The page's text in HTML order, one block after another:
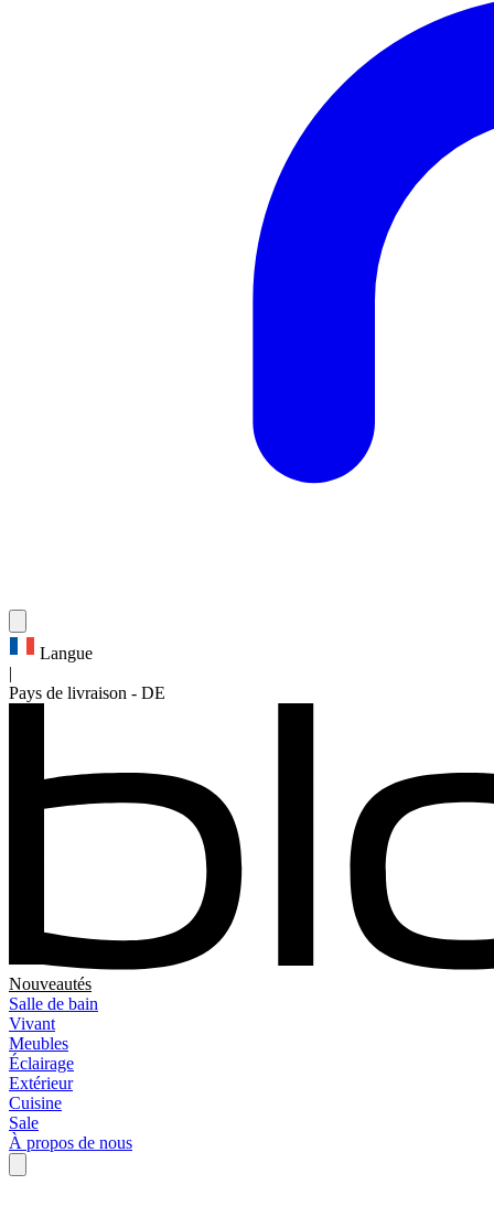
Langue
Pays de livraison - DE
Nouveautés
Salle de bain
Vivant
Meubles
Éclairage
Extérieur
Cuisine
Sale
À propos de nous